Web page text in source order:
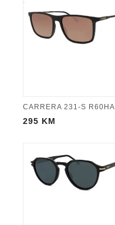
CARRERA 231-S R60HA
295 KM